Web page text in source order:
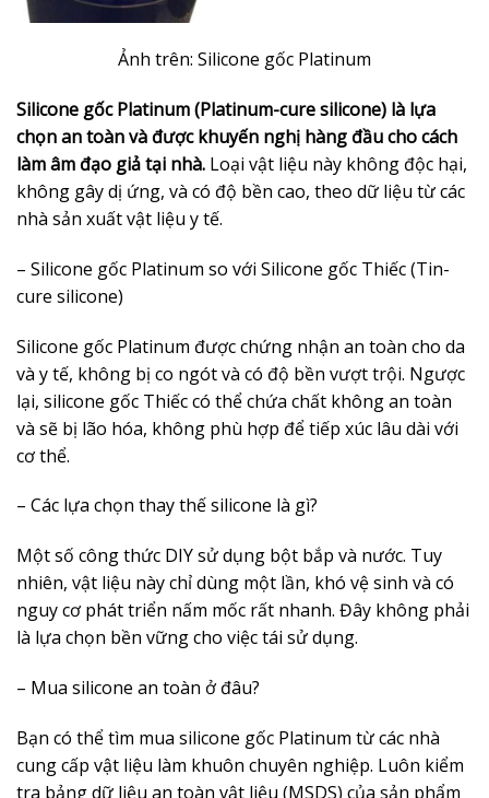
Ảnh trên: Silicone gốc Platinum
Silicone gốc Platinum (Platinum-cure silicone) là lựa
chọn an toàn và được khuyến nghị hàng đầu cho cách
làm âm đạo giả tại nhà. Loại vật liệu này không độc hại,
không gây dị ứng, và có độ bền cao, theo dữ liệu từ các
nhà sản xuất vật liệu y tế.
– Silicone gốc Platinum so với Silicone gốc Thiếc (Tin-
cure silicone)
Silicone gốc Platinum được chứng nhận an toàn cho da
và y tế, không bị co ngót và có độ bền vượt trội. Ngược
lại, silicone gốc Thiếc có thể chứa chất không an toàn
và sẽ bị lão hóa, không phù hợp để tiếp xúc lâu dài với
cơ thể.
– Các lựa chọn thay thế silicone là gì?
Một số công thức DIY sử dụng bột bắp và nước. Tuy
nhiên, vật liệu này chỉ dùng một lần, khó vệ sinh và có
nguy cơ phát triển nấm mốc rất nhanh. Đây không phải
là lựa chọn bền vững cho việc tái sử dụng.
– Mua silicone an toàn ở đâu?
Bạn có thể tìm mua silicone gốc Platinum từ các nhà
cung cấp vật liệu làm khuôn chuyên nghiệp. Luôn kiểm
tra bảng dữ liệu an toàn vật liệu (MSDS) của sản phẩm